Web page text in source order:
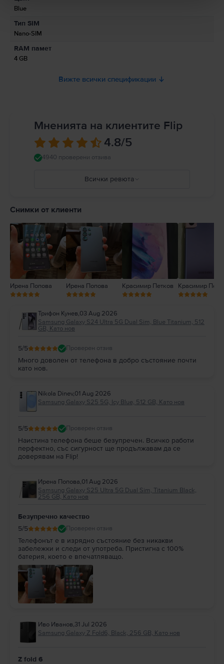
Информация относно предупрежденията за безопасност
свързани с продукта.
Blue
Тип SIM
Nano-SIM
RAM памет
4 GB
Вижте всички спецификации
Мненията на клиентите Flip
4.8/5
4940 проверени отзива
Всички ревюта
2
Снимки от клиенти
Ирена Попова Ирена Попова Красимир Петков Красимир
Трифон Кунев,03 Aug 2026
Samsung Galaxy S24 Ultra 5G Dual Sim, Blue Titanium, 512
GB, Като нов
5/5 Проверен отзив
Много доволен от телефона в добро състояние почти
като нов.
Nikola Dinev,01 Aug 2026
Samsung Galaxy S25 5G, Icy Blue, 512 GB, Като нов
5/5 Проверен отзив
Наистина телефона беше безупречен. Всичко работи
перфектно, със сигурност ще продължавам да се
доверявам на Flip!
Ирена Попова,01 Aug 2026
Samsung Galaxy S25 Ultra 5G Dual Sim, Titanium Black,
256 GB, Като нов
Безупречно качество
5/5 Проверен отзив
Телефонът е в изрядно състояние без никакви
забележки и следи от употреба. Пристигна с 100%
батерия, което е впечатляващо.
Иво Иванов,31 Jul 2026
Samsung Galaxy Z Fold6, Black, 256 GB, Като нов
Z fold 6